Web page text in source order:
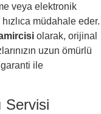
veya elektronik
müdahale eder.
olarak, orijinal
uzun ömürlü
garanti ile
Servisi